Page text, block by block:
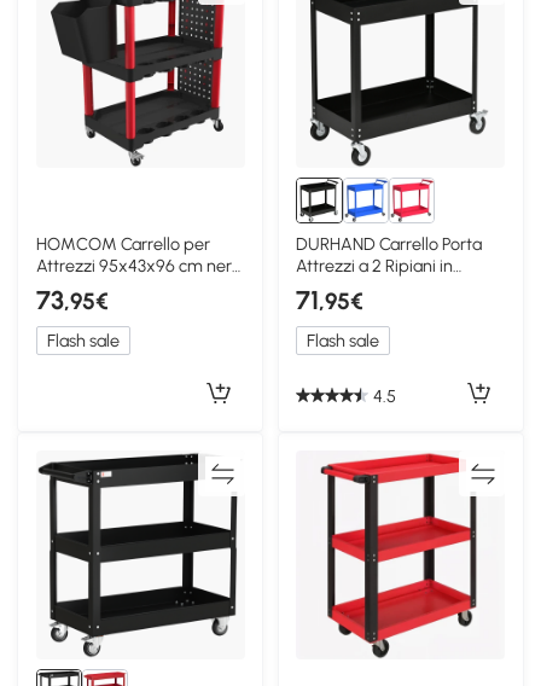
HOMCOM Carrello per
Attrezzi 95x43x96 cm nero
e rosso
73,95€
Flash sale
DURHAND Carrello Porta
Attrezzi a 2 Ripiani in
Acciaio
71,95€
Flash sale
4.5